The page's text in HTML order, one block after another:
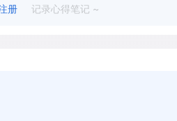
册 记录心得笔记 ~